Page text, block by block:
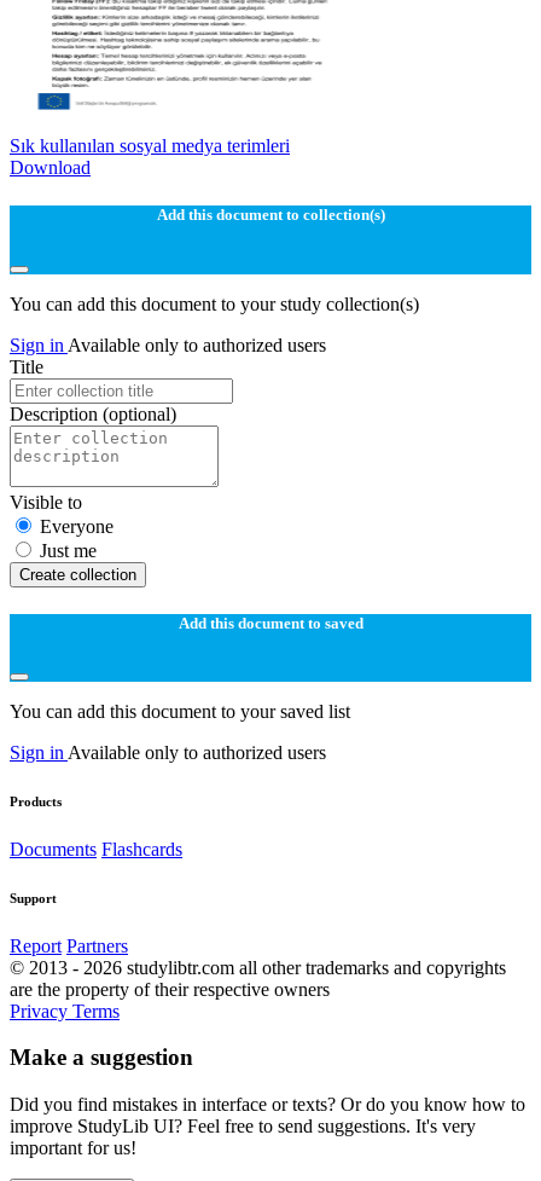
Sık kullanılan sosyal medya terimleri
Download
Add this document to collection(s)
You can add this document to your study collection(s)
Sign in Available only to authorized users
Title
Description (optional)
Visible to
Everyone
Just me
Create collection
Add this document to saved
You can add this document to your saved list
Sign in Available only to authorized users
Products
Documents Flashcards
Support
Report Partners
© 2013 - 2026 studylibtr.com all other trademarks and copyrights
are the property of their respective owners
Privacy Terms
Make a suggestion
Did you find mistakes in interface or texts? Or do you know how to
improve StudyLib UI? Feel free to send suggestions. It's very
important for us!